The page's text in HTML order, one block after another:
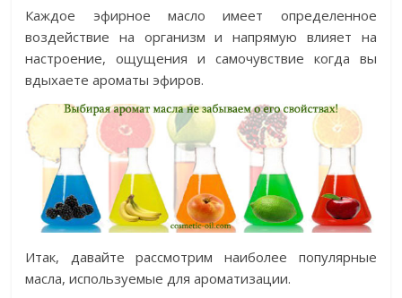
Каждое эфирное масло имеет определенное
воздействие на организм и напрямую влияет на
настроение, ощущения и самочувствие когда вы
вдыхаете ароматы эфиров.
Итак, давайте рассмотрим наиболее популярные
масла, используемые для ароматизации.